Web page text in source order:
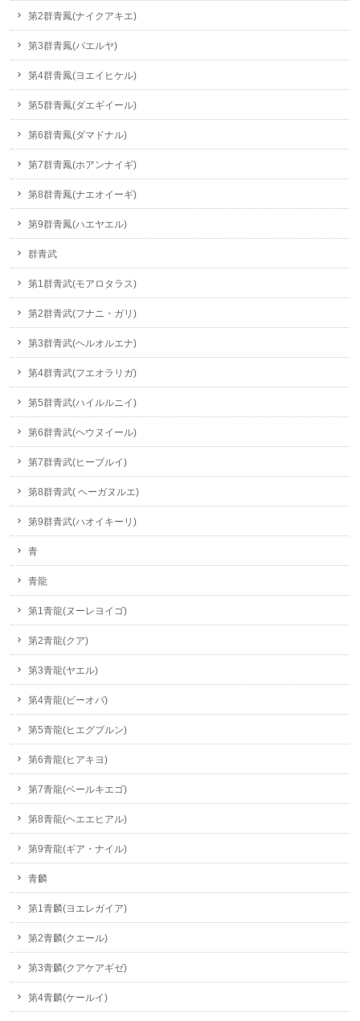
第2群青鳳(ナイクアキエ)
第3群青鳳(パエルヤ)
第4群青鳳(ヨエイヒケル)
第5群青鳳(ダエギイール)
第6群青鳳(ダマドナル)
第7群青鳳(ホアンナイギ)
第8群青鳳(ナエオイーギ)
第9群青鳳(ハエヤエル)
群青武
第1群青武(モアロタラス)
第2群青武(フナニ・ガリ)
第3群青武(ヘルオルエナ)
第4群青武(フエオラリガ)
第5群青武(ハイルルニイ)
第6群青武(ヘウヌイール)
第7群青武(ヒーブルイ)
第8群青武( ヘーガヌルエ)
第9群青武(ハオイキーリ)
青
青龍
第1青龍(ヌーレヨイゴ)
第2青龍(クア)
第3青龍(ヤエル)
第4青龍(ビーオバ)
第5青龍(ヒエグブルン)
第6青龍(ヒアキヨ)
第7青龍(ベールキエゴ)
第8青龍(ヘエエヒアル)
第9青龍(ギア・ナイル)
青麟
第1青麟(ヨエレガイア)
第2青麟(クエール)
第3青麟(クアケアギゼ)
第4青麟(ケールイ)